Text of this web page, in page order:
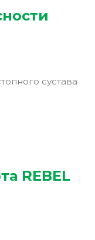
сустава
REBEL